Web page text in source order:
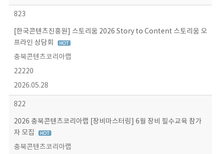
823
[한국콘텐츠진흥원] 스토리움 2026 Story to Content 스토리움 오
프라인 상담회
충북콘텐츠코리아랩
22220
2026.05.28
822
2026 충북콘텐츠코리아랩 [장비마스터링] 6월 장비 필수교육 참가
자 모집
충북콘텐츠코리아랩